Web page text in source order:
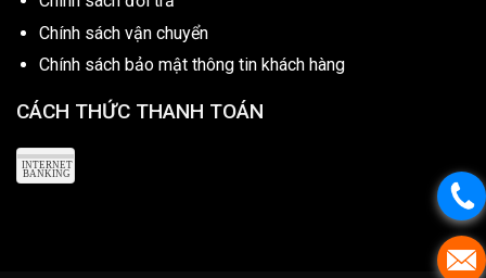
Chính sách vận chuyển
Chính sách bảo mật thông tin khách hàng
CÁCH THỨC THANH TOÁN